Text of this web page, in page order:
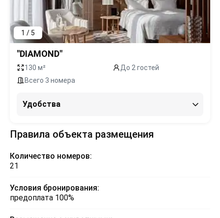
1 / 5
"DIAMOND"
130 м²
До 2 гостей
Всего 3 номера
Удобства
Правила объекта размещения
Количество номеров:
21
Условия бронирования:
предоплата 100%